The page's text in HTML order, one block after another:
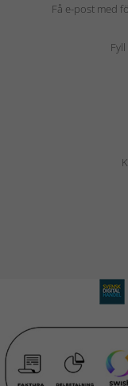
Få e-post med